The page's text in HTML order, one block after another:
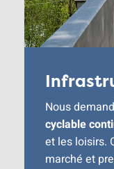
Nous
cyclable
et les loisirs.
marché et